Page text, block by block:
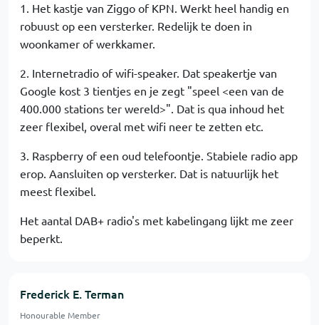
1. Het kastje van Ziggo of KPN. Werkt heel handig en
robuust op een versterker. Redelijk te doen in
woonkamer of werkkamer.
2. Internetradio of wifi-speaker. Dat speakertje van
Google kost 3 tientjes en je zegt "speel <een van de
400.000 stations ter wereld>". Dat is qua inhoud het
zeer flexibel, overal met wifi neer te zetten etc.
3. Raspberry of een oud telefoontje. Stabiele radio app
erop. Aansluiten op versterker. Dat is natuurlijk het
meest flexibel.
Het aantal DAB+ radio's met kabelingang lijkt me zeer
beperkt.
Frederick E. Terman
Honourable Member